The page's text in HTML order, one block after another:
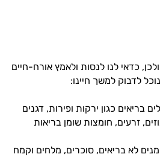
כדאי לנו לנסות ולאמץ אורח-חיים
לדבוק למשך חיינו:
בריאים כגון ירקות ופירות, דגנים
זרעים, חומצות שומן בריאות
לא בריאים, סוכרים, מלחים וקמח
על מאגרי מידע קליניים
המדויקים למטרות